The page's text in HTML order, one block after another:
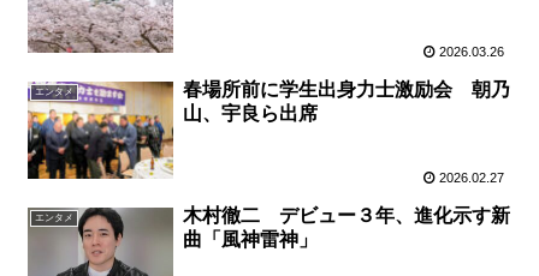
2026.03.26
エンタメ
春場所前に学生出身力士激励会 朝乃
山、宇良ら出席
2026.02.27
エンタメ
木村徹二 デビュー３年、進化示す新
曲「風神雷神」